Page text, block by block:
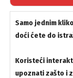
Samo jednim
doći ćete do
Koristeći
upoznati zašto i